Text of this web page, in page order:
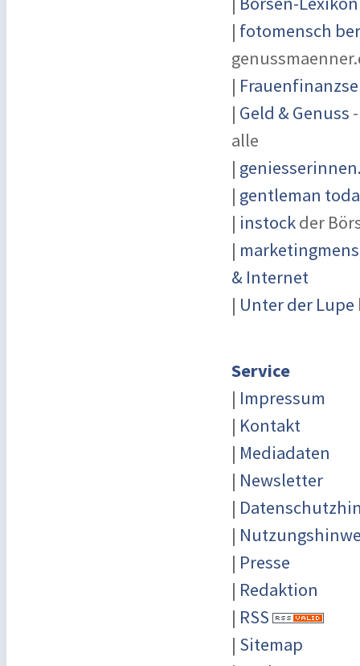
| fotomensch
|
| Geld & Genuss
alle
|
| gentleman
| instockder
|
& Internet
| Unter der Lupe
Service
| Impressum
| Kontakt
| Mediadaten
| Newsletter
|
|
| Presse
| Redaktion
| RSS
| Sitemap